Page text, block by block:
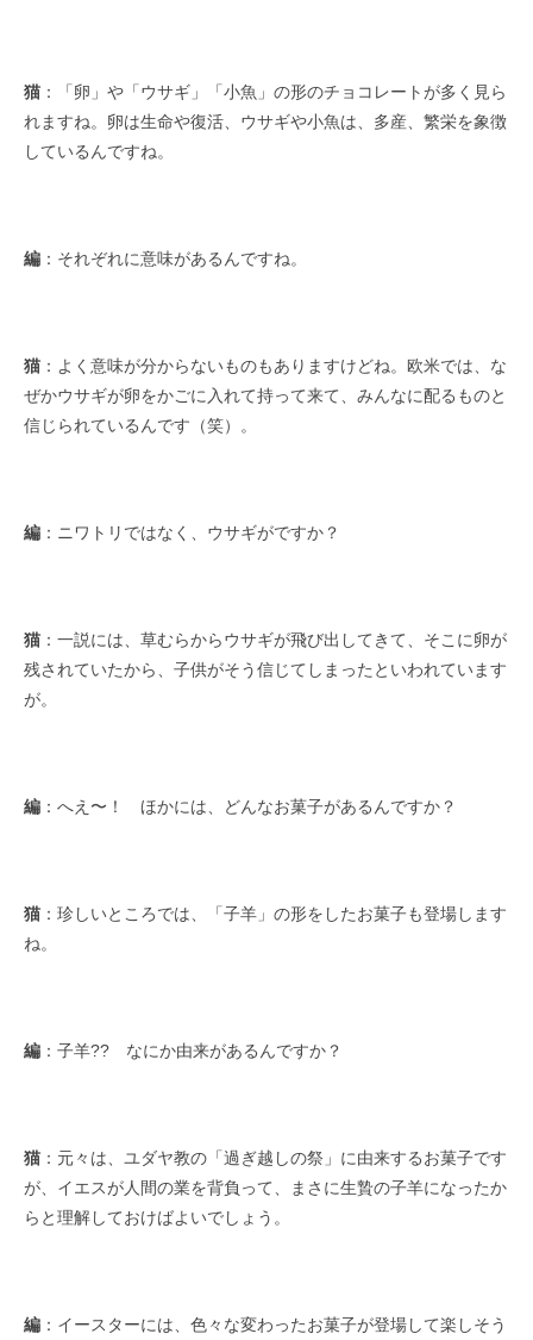
猫 ：「卵」や「ウサギ」「小魚」の形のチョコレートが多く見ら
れますね。卵は生命や復活、ウサギや小魚は、多産、繁栄を象徴
しているんですね。
編 ：それぞれに意味があるんですね。
猫 ：よく意味が分からないものもありますけどね。欧米では、な
ぜかウサギが卵をかごに入れて持って来て、みんなに配るものと
信じられているんです（笑）。
編 ：ニワトリではなく、ウサギがですか？
猫 ：一説には、草むらからウサギが飛び出してきて、そこに卵が
残されていたから、子供がそう信じてしまったといわれています
が。
編 ：へえ〜！ ほかには、どんなお菓子があるんですか？
猫 ：珍しいところでは、「子羊」の形をしたお菓子も登場します
ね。
編 ：子羊?? なにか由来があるんですか？
猫 ：元々は、ユダヤ教の「過ぎ越しの祭」に由来するお菓子です
が、イエスが人間の業を背負って、まさに生贄の子羊になったか
らと理解しておけばよいでしょう。
編 ：イースターには、色々な変わったお菓子が登場して楽しそう